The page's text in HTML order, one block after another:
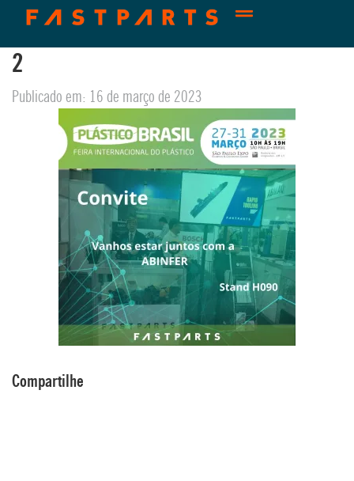
2
Publicado em: 16 de março de 2023
Compartilhe